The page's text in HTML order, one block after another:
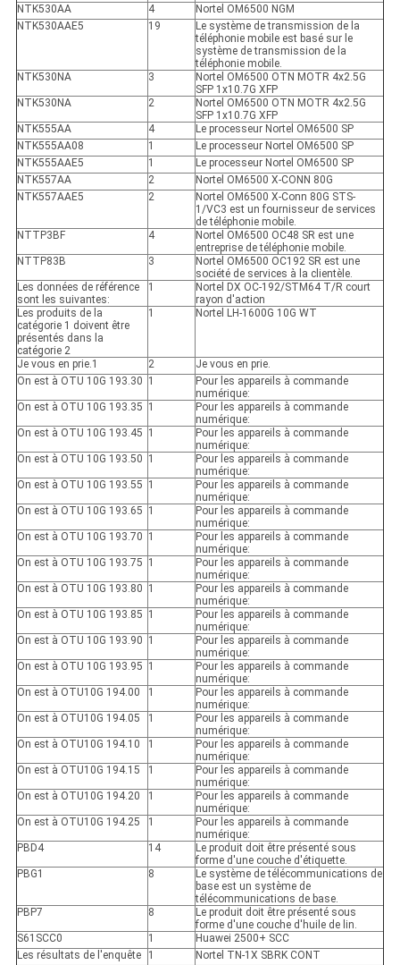
NTK530AA
4
Nortel OM6500 NGM
NTK530AAE5
19
Le système de transmission de la
téléphonie mobile est basé sur le
système de transmission de la
téléphonie mobile.
NTK530NA
3
Nortel OM6500 OTN MOTR 4x2.5G
SFP 1x10.7G XFP
NTK530NA
2
Nortel OM6500 OTN MOTR 4x2.5G
SFP 1x10.7G XFP
NTK555AA
4
Le processeur Nortel OM6500 SP
NTK555AA08
1
Le processeur Nortel OM6500 SP
NTK555AAE5
1
Le processeur Nortel OM6500 SP
NTK557AA
2
Nortel OM6500 X-CONN 80G
NTK557AAE5
2
Nortel OM6500 X-Conn 80G STS-
1/VC3 est un fournisseur de services
de téléphonie mobile.
NTTP3BF
4
Nortel OM6500 OC48 SR est une
entreprise de téléphonie mobile.
NTTP83B
3
Nortel OM6500 OC192 SR est une
société de services à la clientèle.
Les données de référence
sont les suivantes:
1
Nortel DX OC-192/STM64 T/R court
rayon d'action
Les produits de la
catégorie 1 doivent être
présentés dans la
catégorie 2
1 Nortel LH-1600G 10G WT
Je vous en prie.1 2
Je vous en prie.
On est à OTU 10G 193.30 1
Pour les appareils à commande
numérique:
On est à OTU 10G 193.35 1
Pour les appareils à commande
numérique:
On est à OTU 10G 193.45 1
Pour les appareils à commande
numérique:
On est à OTU 10G 193.50 1
Pour les appareils à commande
numérique:
On est à OTU 10G 193.55 1
Pour les appareils à commande
numérique:
On est à OTU 10G 193.65 1
Pour les appareils à commande
numérique:
On est à OTU 10G 193.70 1
Pour les appareils à commande
numérique:
On est à OTU 10G 193.75 1
Pour les appareils à commande
numérique:
On est à OTU 10G 193.80 1
Pour les appareils à commande
numérique:
On est à OTU 10G 193.85 1
Pour les appareils à commande
numérique:
On est à OTU 10G 193.90 1
Pour les appareils à commande
numérique:
On est à OTU 10G 193.95 1
Pour les appareils à commande
numérique:
On est à OTU10G 194.00
1
Pour les appareils à commande
numérique:
On est à OTU10G 194.05
1
Pour les appareils à commande
numérique:
On est à OTU10G 194.10
1
Pour les appareils à commande
numérique:
On est à OTU10G 194.15
1
Pour les appareils à commande
numérique:
On est à OTU10G 194.20
1
Pour les appareils à commande
numérique:
On est à OTU10G 194.25
1
Pour les appareils à commande
numérique:
PBD4
14
Le produit doit être présenté sous
forme d'une couche d'étiquette.
PBG1
8
Le système de télécommunications de
base est un système de
télécommunications de base.
PBP7
8
Le produit doit être présenté sous
forme d'une couche d'huile de lin.
S61SCC0
1
Huawei 2500+ SCC
Les résultats de l'enquête
1
Nortel TN-1X SBRK CONT